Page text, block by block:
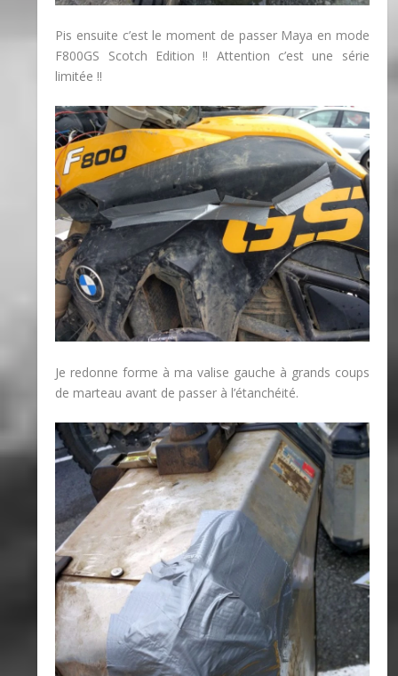
Pis ensuite c’est le moment de passer Maya en mode
F800GS Scotch Edition !! Attention c’est une série
limitée !!
Je redonne forme à ma valise gauche à grands coups
de marteau avant de passer à l’étanchéité.